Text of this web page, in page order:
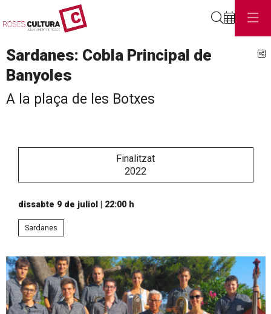
Sardanes: Cobla Principal de
Banyoles
A la plaça de les Botxes
Finalitzat
2022
dissabte 9 de juliol 22:00 h
Sardanes